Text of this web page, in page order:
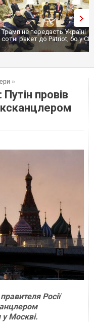
Трамп не передасть Україні
сотні ракет до Patriot, бо у
...
»
провів
Росії
Москві.